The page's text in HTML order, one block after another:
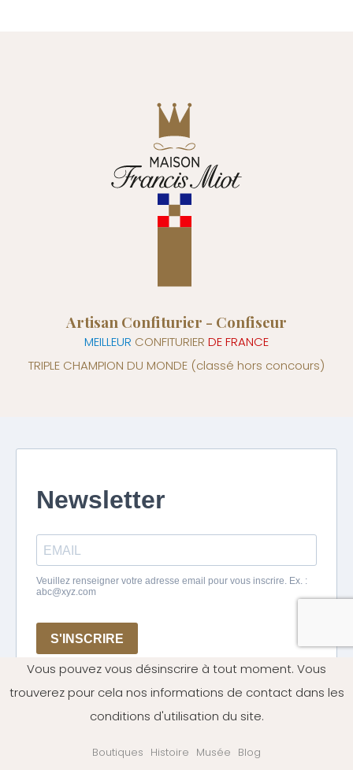
Artisan Confiturier - Confiseur
MEILLEUR CONFITURIER DE FRANCE
TRIPLE CHAMPION DU MONDE (classé hors concours)
Vous pouvez vous désinscrire à tout moment. Vous
trouverez pour cela nos informations de contact dans les
conditions d'utilisation du site.
Boutiques Histoire Musée Blog